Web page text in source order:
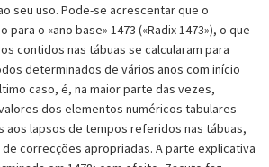
seu uso. Pode-se acrescentar que o
para o «ano base» 1473 («Radix 1473»), o que
contidos nas tábuas se calcularam para
determinados de vários anos com início
caso, é, na maior parte das vezes,
dos elementos numéricos tabulares
aos lapsos de tempos referidos nas tábuas,
correcções apropriadas. A parte explicativa